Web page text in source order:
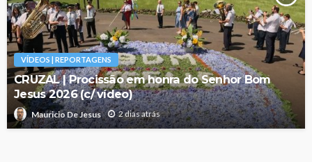
VÍDEOS | REPORTAGENS
CRUZAL | Procissão em honra do Senhor Bom
Jesus 2026 (c/ vídeo)
Mauricio De Jesus 2 dias atrás